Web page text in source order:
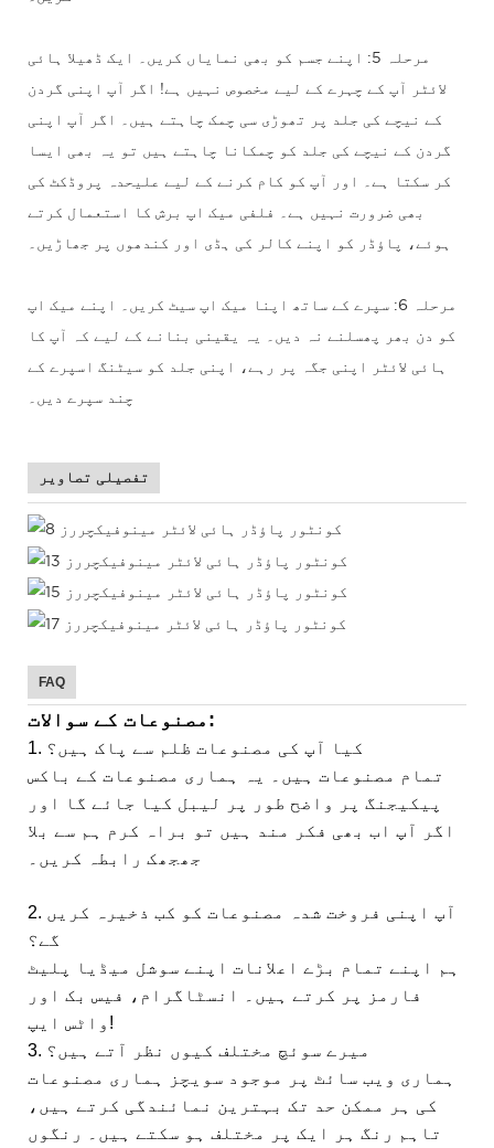
مرحلہ 5: اپنے جسم کو بھی نمایاں کریں۔ ایک ڈھیلا ہائی
لائٹر آپ کے چہرے کے لیے مخصوص نہیں ہے! اگر آپ اپنی گردن
کے نیچے کی جلد پر تھوڑی سی چمک چاہتے ہیں۔ اگر آپ اپنی
گردن کے نیچے کی جلد کو چمکانا چاہتے ہیں تو یہ بھی ایسا
کر سکتا ہے۔ اور آپ کو کام کرنے کے لیے علیحدہ پروڈکٹ کی
بھی ضرورت نہیں ہے۔ فلفی میک اپ برش کا استعمال کرتے
ہوئے، پاؤڈر کو اپنے کالر کی ہڈی اور کندھوں پر جھاڑیں۔
مرحلہ 6: سپرے کے ساتھ اپنا میک اپ سیٹ کریں۔ اپنے میک اپ
کو دن بھر پھسلنے نہ دیں۔ یہ یقینی بنانے کے لیے کہ آپ کا
ہائی لائٹر اپنی جگہ پر رہے، اپنی جلد کو سیٹنگ اسپرے کے
چند سپرے دیں۔
تفصیلی تصاویر
FAQ
مصنوعات کے سوالات:
1. کیا آپ کی مصنوعات ظلم سے پاک ہیں؟
تمام مصنوعات ہیں۔ یہ ہماری مصنوعات کے باکس
پیکیجنگ پر واضح طور پر لیبل کیا جائے گا اور
اگر آپ اب بھی فکر مند ہیں تو براہ کرم ہم سے بلا
جھجھک رابطہ کریں۔
2. آپ اپنی فروخت شدہ مصنوعات کو کب ذخیرہ کریں
گے؟
ہم اپنے تمام بڑے اعلانات اپنے سوشل میڈیا پلیٹ
فارمز پر کرتے ہیں۔ انسٹاگرام، فیس بک اور
واٹس ایپ!
3. میرے سوئچ مختلف کیوں نظر آتے ہیں؟
ہماری ویب سائٹ پر موجود سویچز ہماری مصنوعات
کی ہر ممکن حد تک بہترین نمائندگی کرتے ہیں،
تاہم رنگ ہر ایک پر مختلف ہو سکتے ہیں۔ رنگوں